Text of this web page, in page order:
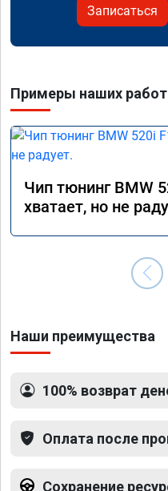
Записаться
Примеры наших
Чип тюнинг BMW
хватает, но не
Наши преимущества
100% возврат
Оплата после
Сохранение